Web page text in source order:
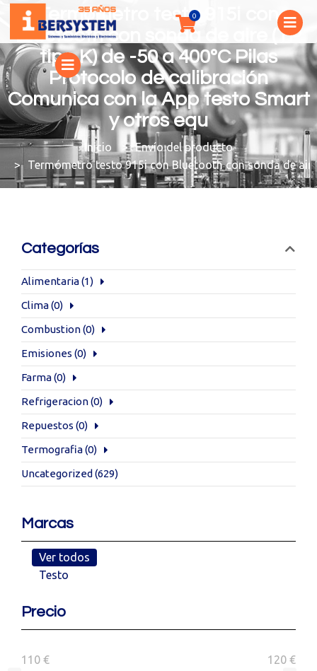
Termómetro testo 915i con
Bluetooth con sonda de aire (TP
tipo K) de -50 a 400ºC Pilas
Protocolo de calibración
Comunica con la App testo Smart
y otros equ
You are here:
Envío del producto
Termómetro testo 915i con Bluetooth con sonda de
Categorías
Alimentaria(1)
Clima(0)
Combustion(0)
Emisiones (0)
Farma(0)
Refrigeracion(0)
Repuestos (0)
Termografia(0)
Uncategorized (629)
Marcas
Ver todos
Testo
Precio
110 € 120 €